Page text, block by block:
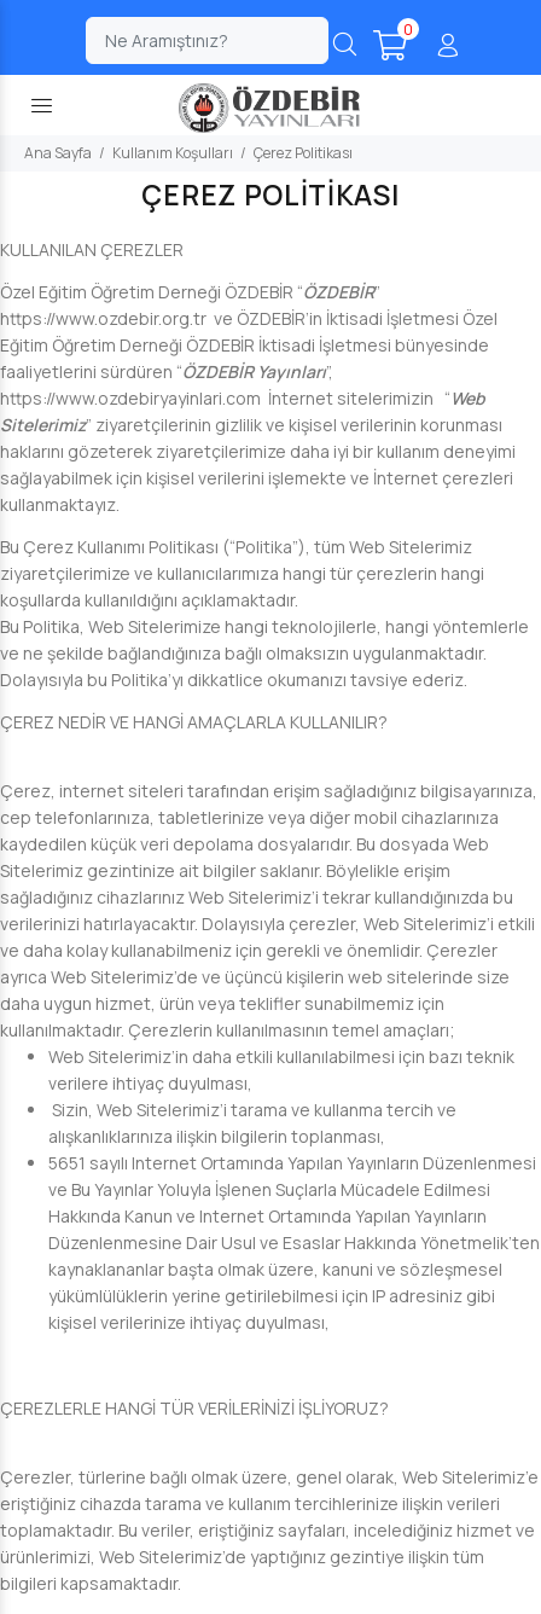
0;
Ana Sayfa Kullanım Koşulları Çerez Politikası
ÇEREZ POLİTİKASI
KULLANILAN ÇEREZLER
Özel Eğitim Öğretim Derneği ÖZDEBİR “ÖZDEBİR”
https://www.ozdebir.org.tr ve ÖZDEBİR’in İktisadi İşletmesi Özel
Eğitim Öğretim Derneği ÖZDEBİR İktisadi İşletmesi bünyesinde
faaliyetlerini sürdüren “ÖZDEBİR Yayınları”,
https://www.ozdebiryayinlari.com İnternet sitelerimizin “Web
Sitelerimiz” ziyaretçilerinin gizlilik ve kişisel verilerinin korunması
haklarını gözeterek ziyaretçilerimize daha iyi bir kullanım deneyimi
sağlayabilmek için kişisel verilerini işlemekte ve İnternet çerezleri
kullanmaktayız.
Bu Çerez Kullanımı Politikası (“Politika”), tüm Web Sitelerimiz
ziyaretçilerimize ve kullanıcılarımıza hangi tür çerezlerin hangi
koşullarda kullanıldığını açıklamaktadır.
Bu Politika, Web Sitelerimize hangi teknolojilerle, hangi yöntemlerle
ve ne şekilde bağlandığınıza bağlı olmaksızın uygulanmaktadır.
Dolayısıyla bu Politika’yı dikkatlice okumanızı tavsiye ederiz.
ÇEREZ NEDİR VE HANGİ AMAÇLARLA KULLANILIR?
Çerez, internet siteleri tarafından erişim sağladığınız bilgisayarınıza,
cep telefonlarınıza, tabletlerinize veya diğer mobil cihazlarınıza
kaydedilen küçük veri depolama dosyalarıdır. Bu dosyada Web
Sitelerimiz gezintinize ait bilgiler saklanır. Böylelikle erişim
sağladığınız cihazlarınız Web Sitelerimiz’i tekrar kullandığınızda bu
verilerinizi hatırlayacaktır. Dolayısıyla çerezler, Web Sitelerimiz’i etkili
ve daha kolay kullanabilmeniz için gerekli ve önemlidir. Çerezler
ayrıca Web Sitelerimiz’de ve üçüncü kişilerin web sitelerinde size
daha uygun hizmet, ürün veya teklifler sunabilmemiz için
kullanılmaktadır. Çerezlerin kullanılmasının temel amaçları;
Web Sitelerimiz’in daha etkili kullanılabilmesi için bazı teknik
verilere ihtiyaç duyulması,
Sizin, Web Sitelerimiz’i tarama ve kullanma tercih ve
alışkanlıklarınıza ilişkin bilgilerin toplanması,
5651 sayılı Internet Ortamında Yapılan Yayınların Düzenlenmesi
ve Bu Yayınlar Yoluyla İşlenen Suçlarla Mücadele Edilmesi
Hakkında Kanun ve Internet Ortamında Yapılan Yayınların
Düzenlenmesine Dair Usul ve Esaslar Hakkında Yönetmelik’ten
kaynaklananlar başta olmak üzere, kanuni ve sözleşmesel
yükümlülüklerin yerine getirilebilmesi için IP adresiniz gibi
kişisel verilerinize ihtiyaç duyulması,
ÇEREZLERLE HANGİ TÜR VERİLERİNİZİ İŞLİYORUZ?
Çerezler, türlerine bağlı olmak üzere, genel olarak, Web Sitelerimiz’e
eriştiğiniz cihazda tarama ve kullanım tercihlerinize ilişkin verileri
toplamaktadır. Bu veriler, eriştiğiniz sayfaları, incelediğiniz hizmet ve
ürünlerimizi, Web Sitelerimiz’de yaptığınız gezintiye ilişkin tüm
bilgileri kapsamaktadır.